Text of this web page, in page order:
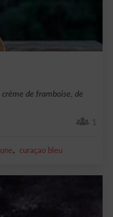
de framboise, de
1
, curaçao bleu